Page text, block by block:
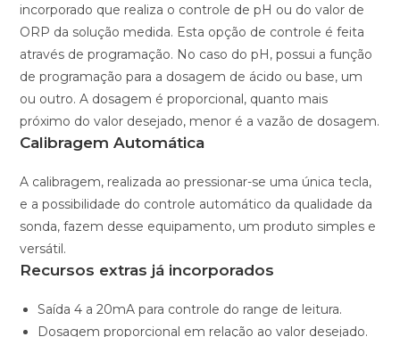
incorporado que realiza o controle de pH ou do valor de
ORP da solução medida. Esta opção de controle é feita
através de programação. No caso do pH, possui a função
de programação para a dosagem de ácido ou base, um
ou outro. A dosagem é proporcional, quanto mais
próximo do valor desejado, menor é a vazão de dosagem.
Calibragem Automática
A calibragem, realizada ao pressionar-se uma única tecla,
e a possibilidade do controle automático da qualidade da
sonda, fazem desse equipamento, um produto simples e
versátil.
Recursos extras já incorporados
Saída 4 a 20mA para controle do range de leitura.
Dosagem proporcional em relação ao valor desejado.